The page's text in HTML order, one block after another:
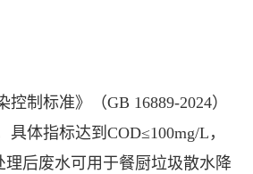
控制标准》（GB 16889-2024）
体指标达到COD≤100mg/L，
理后废水可用于餐厨垃圾散水降